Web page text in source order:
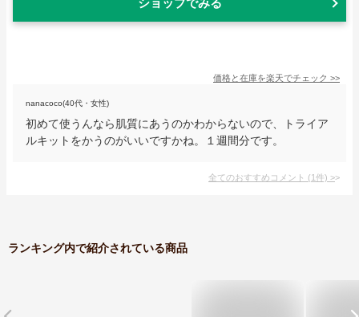
価格と在庫を楽天でチェック >>
nanacoco(40代・女性)
初めて使うんなら肌質にあうのかわからないので、トライア
ルキットをかうのがいいですかね。１週間分です。
全てのおすすめコメント (1件) >
ランキング内で紹介されている商品